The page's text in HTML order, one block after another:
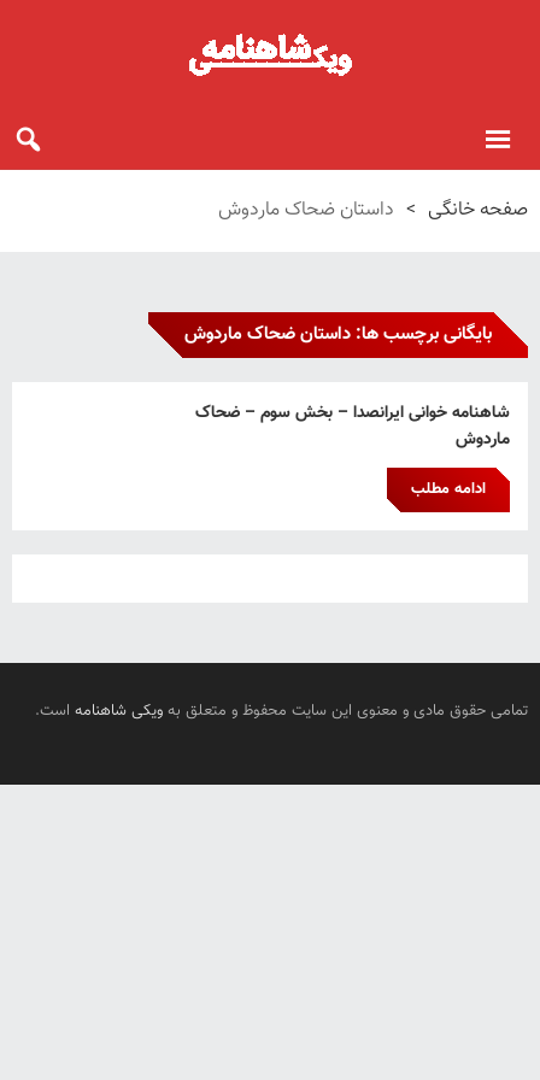
صفحه خانگی > داستان ضحاک ماردوش
بایگانی برچسب ها: داستان ضحاک ماردوش
شاهنامه خوانی ایرانصدا – بخش سوم – ضحاک
ماردوش
ادامه مطلب
تمامی حقوق مادی و معنوی این سایت محفوظ و متعلق به ویکی شاهنامه است.